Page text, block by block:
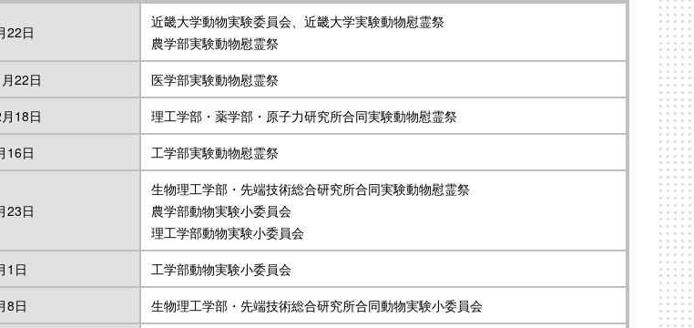
22日
近畿大学動物実験委員会、近畿大学実験動物慰霊祭
農学部実験動物慰霊祭
22日
医学部実験動物慰霊祭
18日
理工学部・薬学部・原子力研究所合同実験動物慰霊祭
16日 工学部実験動物慰霊祭
23日
生物理工学部・先端技術総合研究所合同実験動物慰霊祭
農学部動物実験小委員会
理工学部動物実験小委員会
1日
工学部動物実験小委員会
8日
生物理工学部・先端技術総合研究所合同動物実験小委員会